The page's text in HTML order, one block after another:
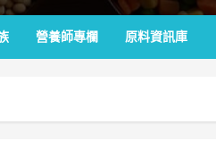
營養師專欄 原料資訊庫